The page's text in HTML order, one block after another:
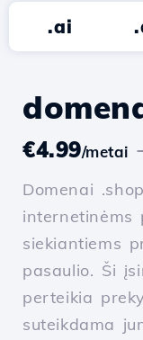
.ai
€4.99/metai
Domenai
internetinėms
siekiantiems
pasaulio. Ši
perteikia
suteikdama